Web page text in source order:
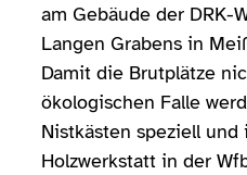
am Gebäude der DRK-
Langen Grabens in
Damit die Brutplätze
ökologischen Falle
Nistkästen speziell
Holzwerkstatt in der